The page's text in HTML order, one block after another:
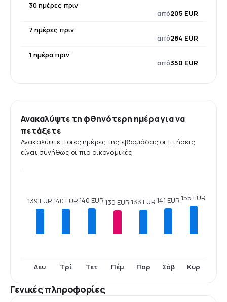
30 ημέρες πριν
από205 EUR
7 ημέρες πριν
από284 EUR
1 ημέρα πριν
από350 EUR
Ανακαλύψτε τη φθηνότερη ημέρα για να
πετάξετε
Ανακαλύψτε ποιες ημέρες της εβδομάδας οι πτήσεις
είναι συνήθως οι πιο οικονομικές.
139 EUR
Δευ
140 EUR
Τρί
140 EUR
Τετ
130 EUR
Πέμ
133 EUR
Παρ
141 EUR
Σάβ
155 EUR
Κυρ
Γενικές πληροφορίες